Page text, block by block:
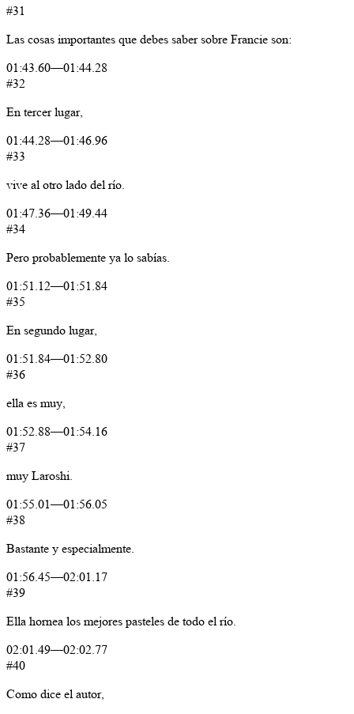
#31
Las cosas importantes que debes saber sobre Francie son:
01:43.60—01:44.28
#32
En tercer lugar,
01:44.28—01:46.96
#33
vive al otro lado del río.
01:47.36—01:49.44
#34
Pero probablemente ya lo sabías.
01:51.12—01:51.84
#35
En segundo lugar,
01:51.84—01:52.80
#36
ella es muy,
01:52.88—01:54.16
#37
muy Laroshi.
01:55.01—01:56.05
#38
Bastante y especialmente.
01:56.45—02:01.17
#39
Ella hornea los mejores pasteles de todo el río.
02:01.49—02:02.77
#40
Como dice el autor,